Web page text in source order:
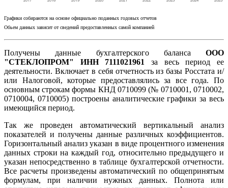
Графики собираются на основе официально поданных годовых отчетов
Обьем данных зависит от сведений предоставленных самой компанией
Получены данные бухгалтерского баланса ООО
"СТЕКЛОПРОМ" ИНН 7111021961
за весь период ее
деятельности. Включает в себя отчетность из базы Росстата и/
или Налоговой, которые предоставлялись за все года. По
основным строкам формы КНД 0710099 (№ 0710001, 0710002,
0710004, 0710005) построены аналитические графики за весь
имеющийся период.
Так же проведен автоматический вертикальный анализ
показателей и получены данные различных коэффициентов.
Горизонтальный анализ указан в виде процентного изменения
данных строки на каждый год, относительно предыдущего и
указан непосредственно в таблице бухгалтерской отчетности.
Все расчеты произведены автоматический по общепринятым
формулам, при наличии нужных данных. Полнота или